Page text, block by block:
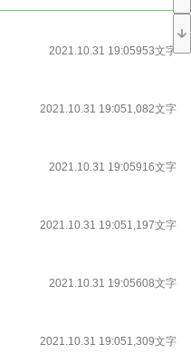
2021.10.31 19:05953文字
2021.10.31 19:051,082文字
2021.10.31 19:05916文字
2021.10.31 19:051,197文字
2021.10.31 19:05608文字
2021.10.31 19:051,309文字